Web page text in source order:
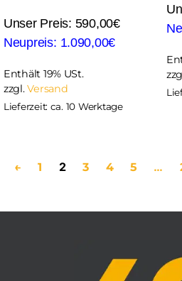
590,00€
1.090,00€
Enthält 19% USt.
zzgl.Versand
Lieferzeit: ca. 10 Werktage
← 1 2 3 4 5 …